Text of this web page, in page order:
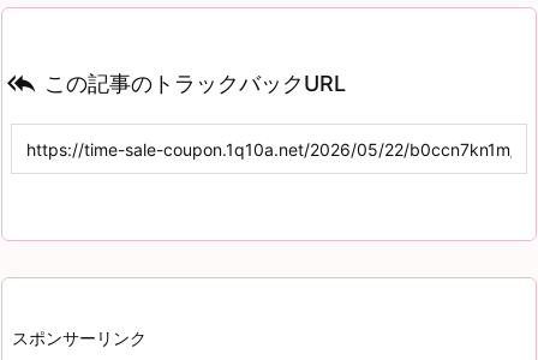
 この記事のトラックバックURL
スポンサーリンク